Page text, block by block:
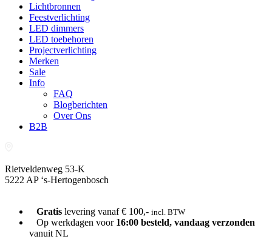
Lichtbronnen
Feestverlichting
LED dimmers
LED toebehoren
Projectverlichting
Merken
Sale
Info
FAQ
Blogberichten
Over Ons
B2B
Rietveldenweg 53-K
5222 AP ‘s-Hertogenbosch
Gratislevering vanaf € 100,- incl. BTW
Op werkdagen voor 16:00 besteld, vandaag verzonden
vanuit NL